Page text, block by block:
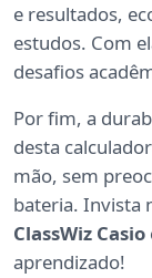
e resultados,
estudos. Com
desafios
Por fim, a
desta
mão, sem
bateria. Invista
ClassWiz Casio
aprendizado!